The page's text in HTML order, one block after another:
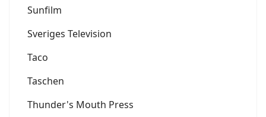
Sunfilm
Sveriges Television
Taco
Taschen
Thunder's Mouth Press